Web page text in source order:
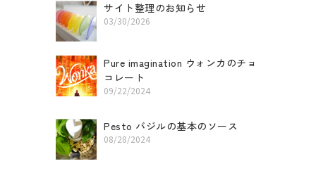
サイト整理のお知らせ
03/30/2026
Pure imagination ウォンカのチョ
コレート
09/22/2024
Pesto バジルの基本のソース
08/28/2024